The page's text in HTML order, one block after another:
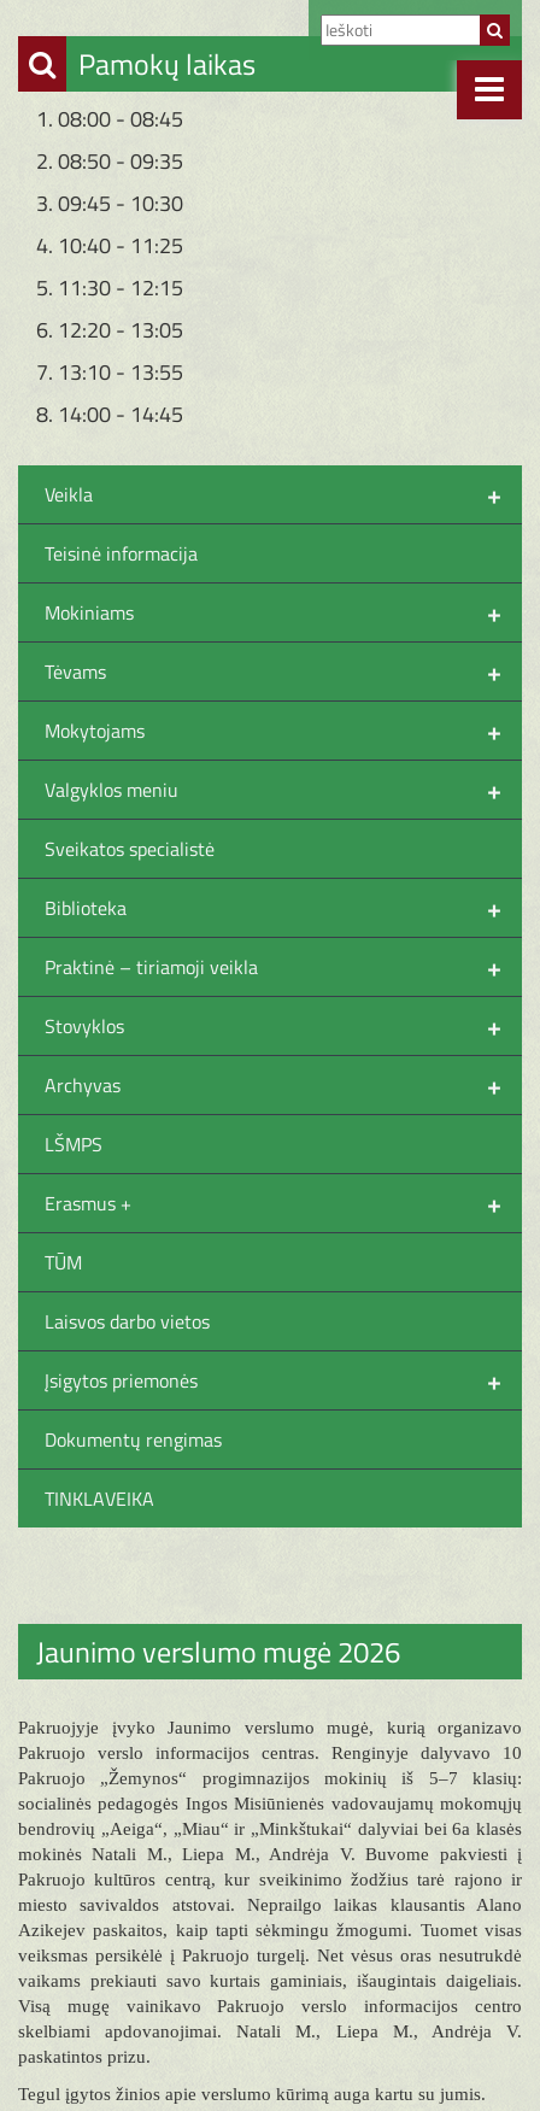
Pamokų laikas
1. 08:00 - 08:45
2. 08:50 - 09:35
3. 09:45 - 10:30
4. 10:40 - 11:25
5. 11:30 - 12:15
6. 12:20 - 13:05
7. 13:10 - 13:55
8. 14:00 - 14:45
+
Veikla
Teisinė informacija
+
Mokiniams
+
Tėvams
+
Mokytojams
+
Valgyklos meniu
Sveikatos specialistė
+
Biblioteka
+
Praktinė – tiriamoji veikla
+
Stovyklos
+
Archyvas
LŠMPS
+
Erasmus +
TŪM
Laisvos darbo vietos
+
Įsigytos priemonės
Dokumentų rengimas
TINKLAVEIKA
Jaunimo verslumo mugė 2026
Pakruojyje įvyko Jaunimo verslumo mugė, kurią organizavo
Pakruojo verslo informacijos centras. Renginyje dalyvavo 10
Pakruojo „Žemynos“ progimnazijos mokinių iš 5–7 klasių:
socialinės pedagogės Ingos Misiūnienės vadovaujamų mokomųjų
bendrovių „Aeiga“, „Miau“ ir „Minkštukai“ dalyviai bei 6a klasės
mokinės Natali M., Liepa M., Andrėja V. Buvome pakviesti į
Pakruojo kultūros centrą, kur sveikinimo žodžius tarė rajono ir
miesto savivaldos atstovai. Neprailgo laikas klausantis Alano
Azikejev paskaitos, kaip tapti sėkmingu žmogumi. Tuomet visas
veiksmas persikėlė į Pakruojo turgelį. Net vėsus oras nesutrukdė
vaikams prekiauti savo kurtais gaminiais, išaugintais daigeliais.
Visą mugę vainikavo Pakruojo verslo informacijos centro
skelbiami apdovanojimai. Natali M., Liepa M., Andrėja V.
paskatintos prizu.
Tegul įgytos žinios apie verslumo kūrimą auga kartu su jumis.